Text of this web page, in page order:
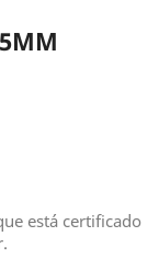
está certificado